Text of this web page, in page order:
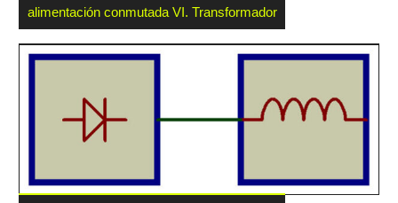
alimentación conmutada VI. Transformador